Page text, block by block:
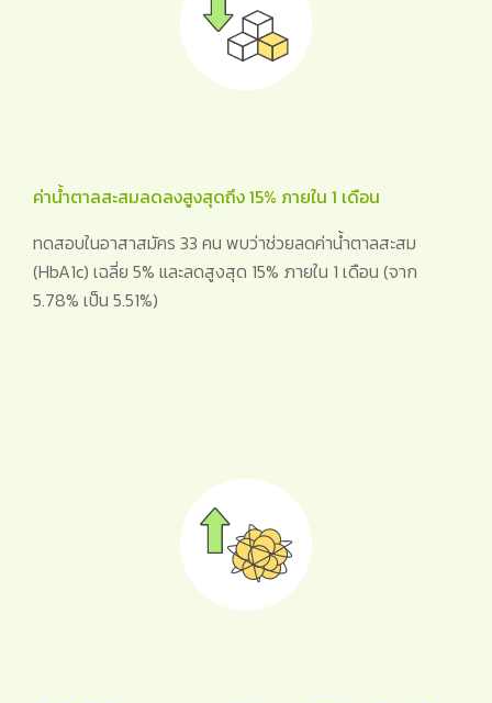
ค่าน้ำตาลสะสมลดลงสูงสุดถึง 15% ภายใน 1 เดือน
ทดสอบในอาสาสมัคร 33 คน พบว่าช่วยลดค่าน้ำตาลสะสม
(HbA1c) เฉลี่ย 5% และลดสูงสุด 15% ภายใน 1 เดือน (จาก
5.78% เป็น 5.51%)